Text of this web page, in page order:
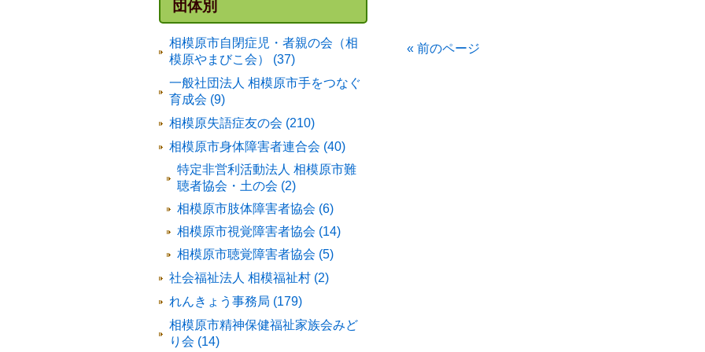
« 前のページ
団体別
相模原市自閉症児・者親の会（相
模原やまびこ会） (37)
一般社団法人 相模原市手をつなぐ
育成会 (9)
相模原失語症友の会 (210)
相模原市身体障害者連合会 (40)
特定非営利活動法人 相模原市難
聴者協会・土の会 (2)
相模原市肢体障害者協会 (6)
相模原市視覚障害者協会 (14)
相模原市聴覚障害者協会 (5)
社会福祉法人 相模福祉村 (2)
れんきょう事務局 (179)
相模原市精神保健福祉家族会みど
り会 (14)